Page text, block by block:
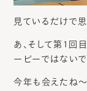
見ているだけで思
あ、そして第1回
ーピーではないで
今年も会えたね～